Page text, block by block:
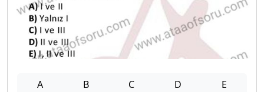
A B C D E